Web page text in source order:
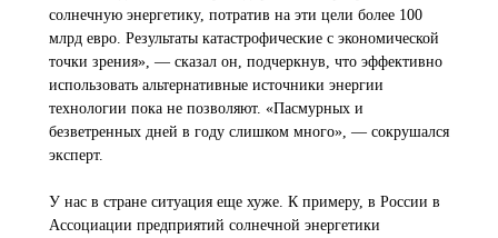
солнечную энергетику, потратив на эти цели более 100
млрд евро. Результаты катастрофические с экономической
точки зрения», — сказал он, подчеркнув, что эффективно
использовать альтернативные источники энергии
технологии пока не позволяют. «Пасмурных и
безветренных дней в году слишком много», — сокрушался
эксперт.
У нас в стране ситуация еще хуже. К примеру, в России в
Ассоциации предприятий солнечной энергетики